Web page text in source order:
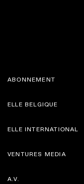
ABONNEMENT
ELLE BELGIQUE
ELLE INTERNATIONAL
VENTURES MEDIA
A.V.